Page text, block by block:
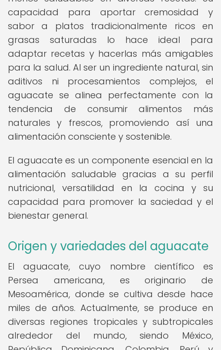
capacidad para aportar cremosidad y
sabor a platos tradicionalmente ricos en
grasas saturadas lo hace ideal para
adaptar recetas y hacerlas más amigables
para la salud. Al ser un ingrediente natural, sin
aditivos ni procesamientos complejos, el
aguacate se alinea perfectamente con la
tendencia de consumir alimentos más
naturales y frescos, promoviendo así una
alimentación consciente y sostenible.
El aguacate es un componente esencial en la
alimentación saludable gracias a su perfil
nutricional, versatilidad en la cocina y su
capacidad para promover la saciedad y el
bienestar general.
Origen y variedades del aguacate
El aguacate, cuyo nombre científico es
Persea americana, es originario de
Mesoamérica, donde se cultiva desde hace
miles de años. Actualmente, se produce en
diversas regiones tropicales y subtropicales
alrededor del mundo, siendo México,